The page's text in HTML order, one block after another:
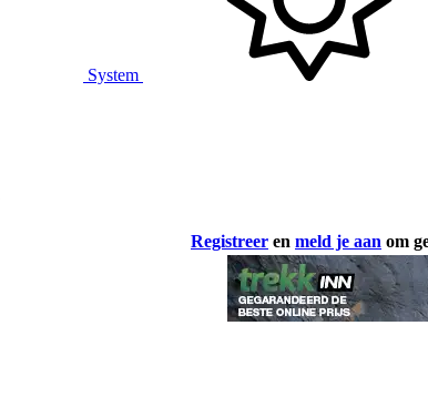
System
Registreer en meld je aan om